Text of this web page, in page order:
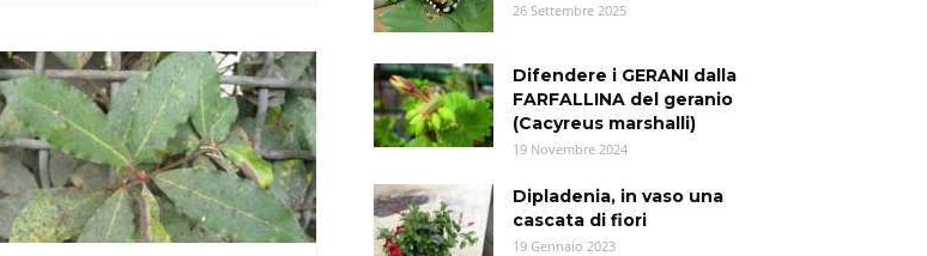
26 Settembre 2025
Difendere i GERANI dalla
FARFALLINA del geranio
(Cacyreus marshalli)
19 Novembre 2024
Dipladenia, in vaso una
cascata di fiori
19 Gennaio 2023